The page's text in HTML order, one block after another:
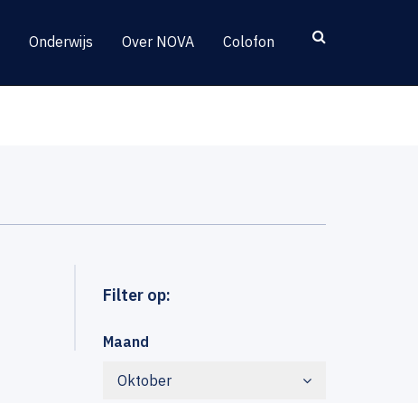
Onderwijs Over NOVA Colofon
Filter op:
Maand
Oktober